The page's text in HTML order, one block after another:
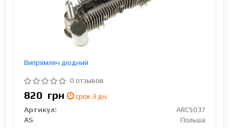
Випрямляч діодний
0 отзывов
820 грн
срок 3 дн.
Артикул:
ARC5037
AS
Польша